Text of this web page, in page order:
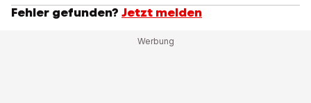
Fehler gefunden? Jetzt melden